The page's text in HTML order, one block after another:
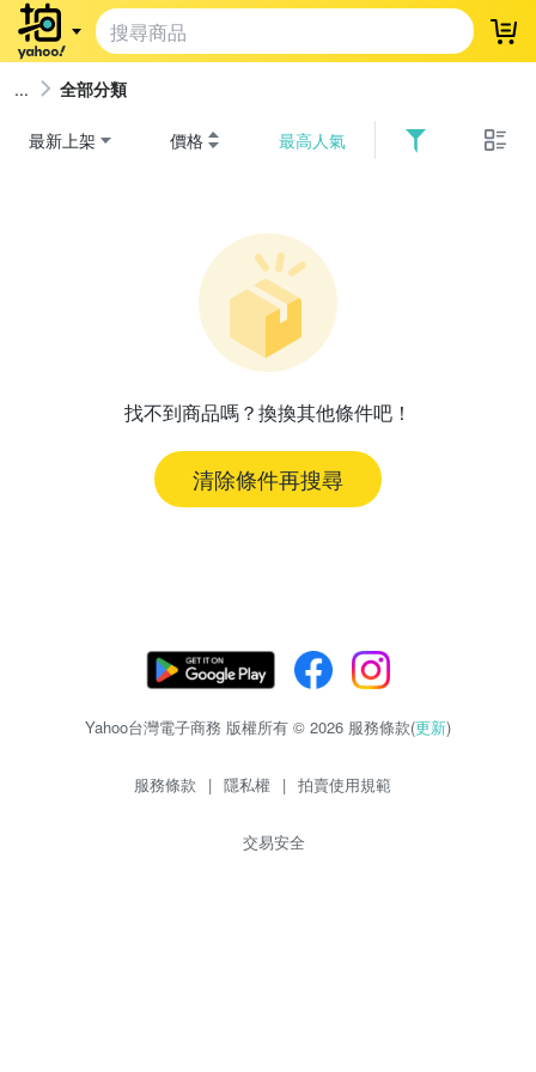
登
全部分類
最新上架 價格 最高人氣
找不到商品嗎？換換其他條件吧！
清除條件再搜尋
Yahoo台灣電子商務 版權所有 © 2026 服務條款(更新)
服務條款 | 隱私權 | 拍賣使用規範
交易安全